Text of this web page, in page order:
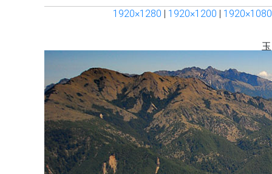
1920×1280 | 1920×1200 | 1920×1080